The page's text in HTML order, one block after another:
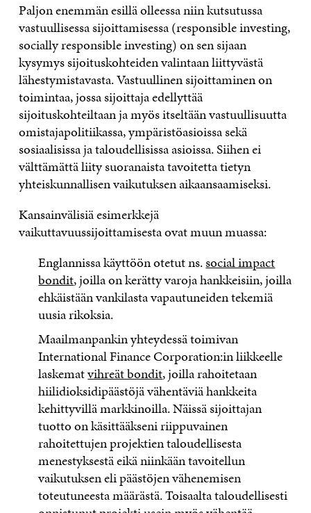
Paljon enemmän esillä olleessa niin kutsutussa
vastuullisessa sijoittamisessa (responsible investing,
socially responsible investing) on sen sijaan
kysymys sijoituskohteiden valintaan liittyvästä
lähestymistavasta. Vastuullinen sijoittaminen on
toimintaa, jossa sijoittaja edellyttää
sijoituskohteiltaan ja myös itseltään vastuullisuutta
omistajapolitiikassa, ympäristöasioissa sekä
sosiaalisissa ja taloudellisissa asioissa. Siihen ei
välttämättä liity suoranaista tavoitetta tietyn
yhteiskunnallisen vaikutuksen aikaansaamiseksi.
Kansainvälisiä esimerkkejä
vaikuttavuussijoittamisesta ovat muun muassa:
Englannissa käyttöön otetut ns.social impact
bondit, joilla on kerätty varoja hankkeisiin, joilla
ehkäistään vankilasta vapautuneiden tekemiä
uusia rikoksia.
Maailmanpankin yhteydessä toimivan
International Finance Corporation:in liikkeelle
laskematvihreät bondit, joilla rahoitetaan
hiilidioksidipäästöjä vähentäviä hankkeita
kehittyvillä markkinoilla. Näissä sijoittajan
tuotto on käsittääkseni riippuvainen
rahoitettujen projektien taloudellisesta
menestyksestä eikä niinkään tavoitellun
vaikutuksen eli päästöjen vähenemisen
toteutuneesta määrästä. Toisaalta taloudellisesti